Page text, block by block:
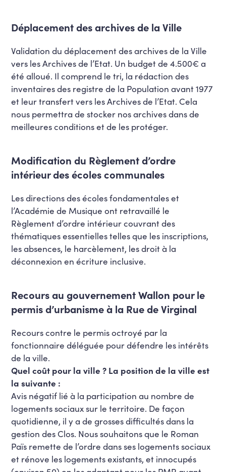
Déplacement des archives de la Ville
Validation du déplacement des archives de la Ville
vers les Archives de l’Etat. Un budget de 4.500€ a
été alloué. Il comprend le tri, la rédaction des
inventaires des registre de la Population avant 1977
et leur transfert vers les Archives de l’Etat. Cela
nous permettra de stocker nos archives dans de
meilleures conditions et de les protéger.
Modification du Règlement d’ordre
intérieur des écoles communales
Les directions des écoles fondamentales et
l’Académie de Musique ont retravaillé le
Règlement d’ordre intérieur couvrant des
thématiques essentielles telles que les inscriptions,
les absences, le harcèlement, les droit à la
déconnexion en écriture inclusive.
Recours au gouvernement Wallon pour le
permis d’urbanisme à la Rue de Virginal
Recours contre le permis octroyé par la
fonctionnaire déléguée pour défendre les intérêts
de la ville.
Quel coût pour la ville ? La position de la ville est
la suivante :
Avis négatif lié à la participation au nombre de
logements sociaux sur le territoire. De façon
quotidienne, il y a de grosses difficultés dans la
gestion des Clos. Nous souhaitons que le Roman
Païs remette de l’ordre dans ses logements sociaux
et rénove les logements existants, et innocupés